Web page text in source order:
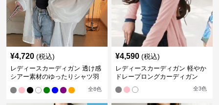
¥4,720 (税込)
レディースカーディガン 透け感
シアー素材のゆったりシャツ羽
全8色
¥4,590 (税込)
レディースカーディガン 軽やか
ドレープロングカーディガン
全3色